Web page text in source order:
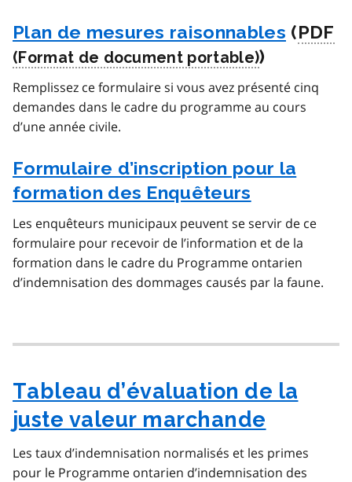
Plan de mesures raisonnables (PDF
)
Remplissez ce formulaire si vous avez présenté cinq
demandes dans le cadre du programme au cours
d’une année civile.
Formulaire d’inscription pour la
formation des Enquêteurs
Les enquêteurs municipaux peuvent se servir de ce
formulaire pour recevoir de l’information et de la
formation dans le cadre du Programme ontarien
d’indemnisation des dommages causés par la faune.
Tableau d’évaluation de la
juste valeur marchande
Les taux d’indemnisation normalisés et les primes
pour le Programme ontarien d’indemnisation des